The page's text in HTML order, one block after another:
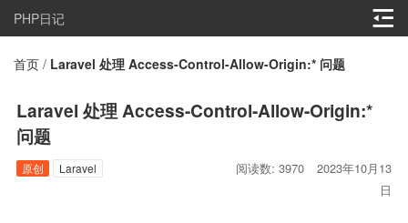
PHP日记
首页 / Laravel 处理 Access-Control-Allow-Origin:* 问题
Laravel 处理 Access-Control-Allow-Origin:*
问题
原创 Laravel 阅读数: 3970
2023年10月13
日